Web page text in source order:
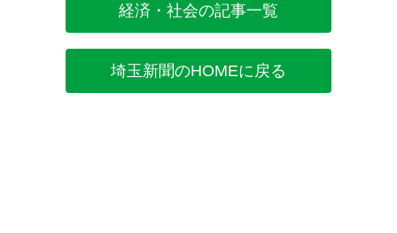
経済・社会の記事一覧
埼玉新聞のHOMEに戻る